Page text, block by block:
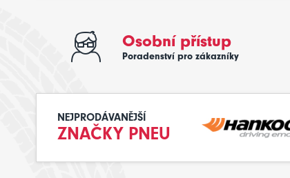
Osobní přístup
Poradenství pro zákazníky
NEJPRODÁVANĚJŠÍ
ZNAČKY PNEU